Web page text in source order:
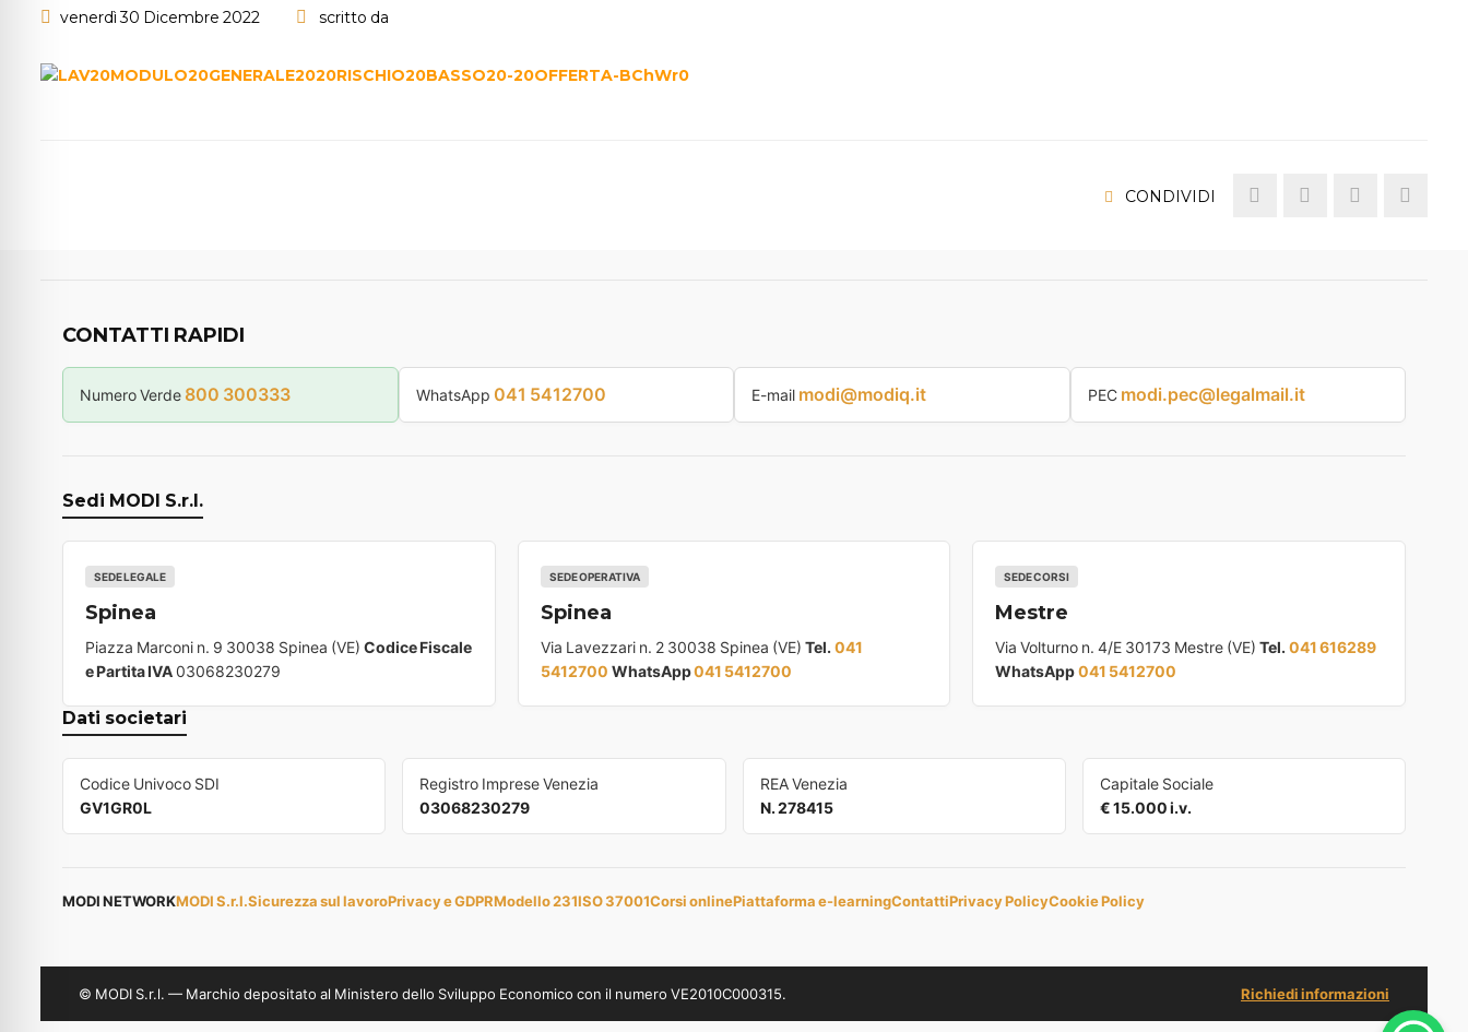
venerdì 30 Dicembre 2022 scritto da
CONDIVIDI
CONTATTI RAPIDI
Numero Verde 800 300333 WhatsApp 041 5412700 E-mail modi@modiq.it PEC modi.pec@legalmail.it
Sedi MODI S.r.l.
SEDE LEGALE
Spinea
Piazza Marconi n. 9 30038 Spinea (VE) Codice Fiscale
e Partita IVA03068230279
SEDE OPERATIVA
Spinea
Via Lavezzari n. 2 30038 Spinea (VE) Tel. 041
5412700 WhatsApp041 5412700
SEDE CORSI
Mestre
Via Volturno n. 4/E 30173 Mestre (VE)Tel. 041 616289
WhatsApp041 5412700
Dati societari
Codice Univoco SDI
GV1GR0L
Registro Imprese Venezia
03068230279
REA Venezia
N. 278415
Capitale Sociale
€ 15.000 i.v.
MODI NETWORKMODI S.r.l.Sicurezza sul lavoroPrivacy e GDPRModello 231ISO 37001Corsi onlinePiattaforma e-learningContattiPrivacy PolicyCookie Policy
© MODI S.r.l. — Marchio depositato al Ministero dello Sviluppo Economico con il numero VE2010C000315. Richiedi informazioni